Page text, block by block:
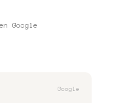
Google
Google